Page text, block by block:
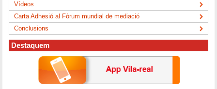
Vídeos
Carta Adhesió al Fòrum mundial de mediació
Conclusions
Destaquem